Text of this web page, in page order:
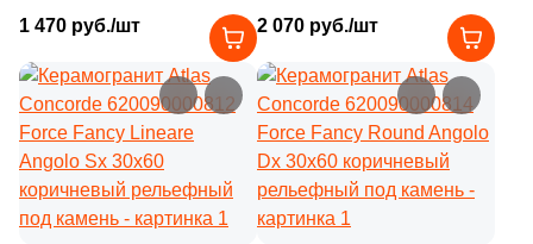
коричневый рельефный
под камень
1 470 руб./шт
коричневый рельефный
под камень
2 070 руб./шт